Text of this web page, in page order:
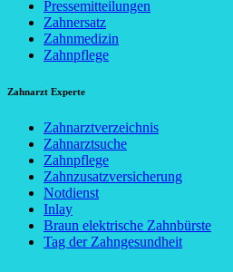
Pressemitteilungen
Zahnersatz
Zahnmedizin
Zahnpflege
Zahnarzt Experte
Zahnarztverzeichnis
Zahnarztsuche
Zahnpflege
Zahnzusatzversicherung
Notdienst
Inlay
Braun elektrische Zahnbürste
Tag der Zahngesundheit